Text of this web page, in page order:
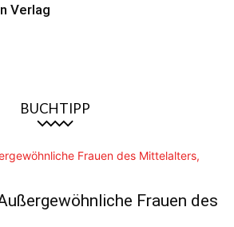
Verlag
BUCHTIPP
Frauen des